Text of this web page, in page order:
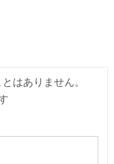
はありません。